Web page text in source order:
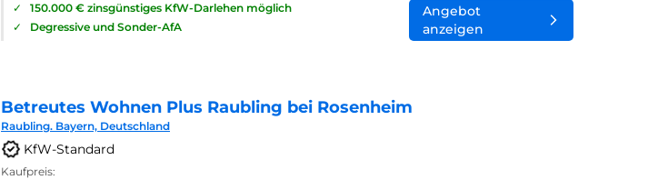
✓
150.000 € zinsgünstiges KfW-Darlehen möglich
✓
Degressive und Sonder-AfA
Angebot
anzeigen
Betreutes Wohnen Plus Raubling bei Rosenheim
Raubling. Bayern, Deutschland
KfW-Standard
Kaufpreis: